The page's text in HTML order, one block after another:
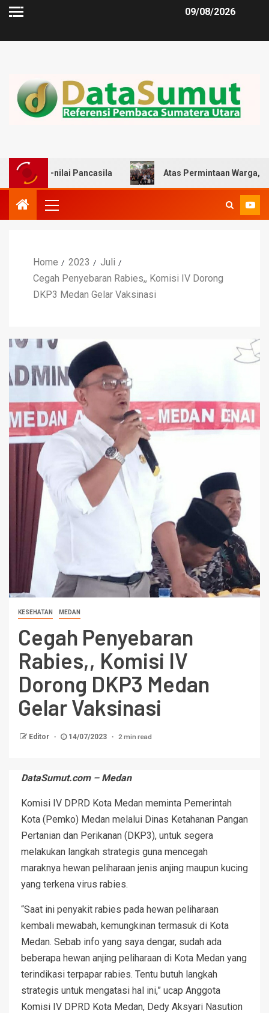
09/08/2026
Pancasila Atas Permintaan Warga, Zulkarnaen
Home 2023
Juli
Cegah Penyebaran Rabies,, Komisi IV Dorong
DKP3 Medan Gelar Vaksinasi
KESEHATAN MEDAN
Cegah Penyebaran
Rabies,, Komisi IV
Dorong DKP3 Medan
Gelar Vaksinasi
Editor 14/07/2023 2 min read
DataSumut.com – Medan
Komisi IV DPRD Kota Medan meminta Pemerintah
Kota (Pemko) Medan melalui Dinas Ketahanan Pangan
Pertanian dan Perikanan (DKP3), untuk segera
melakukan langkah strategis guna mencegah
maraknya hewan peliharaan jenis anjing maupun kucing
yang terkena virus rabies.
“Saat ini penyakit rabies pada hewan peliharaan
kembali mewabah, kemungkinan termasuk di Kota
Medan. Sebab info yang saya dengar, sudah ada
beberapa hewan anjing peliharaan di Kota Medan yang
terindikasi terpapar rabies. Tentu butuh langkah
strategis untuk mengatasi hal ini,” ucap Anggota
Komisi IV DPRD Kota Medan, Dedy Aksyari Nasution